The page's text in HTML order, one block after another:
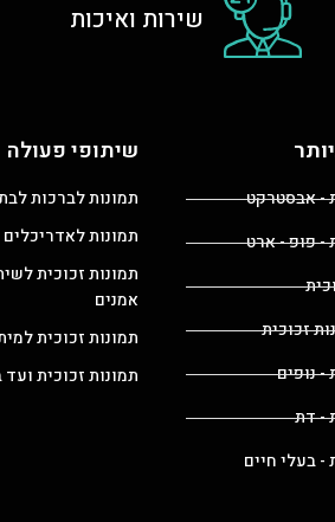
שירות ואיכות
- אבסטרקט
- פופ - ארט
זכוכית
- נופים
- דת
- בעלי חיים
שיתופי פעולה
תמונות לברכות
תמונות
תמונות זכוכית
אמנים
תמונות זכוכית
תמונות זכוכית ועד